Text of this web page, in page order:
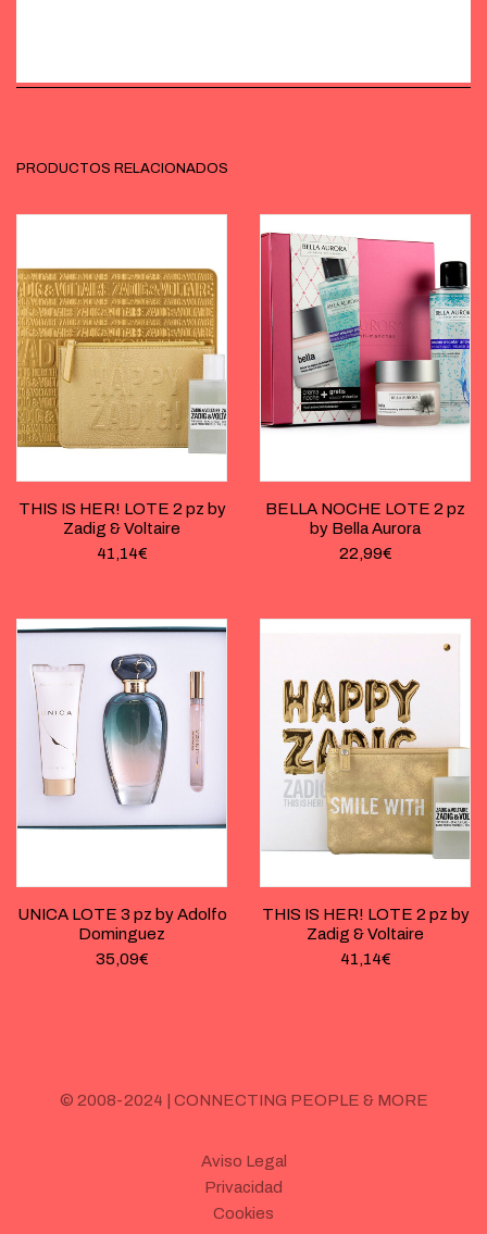
PRODUCTOS RELACIONADOS
THIS IS HER! LOTE 2 pz by
Zadig & Voltaire
41,14€
BELLA NOCHE LOTE 2 pz
by Bella Aurora
22,99€
UNICA LOTE 3 pz by Adolfo
Dominguez
35,09€
THIS IS HER! LOTE 2 pz by
Zadig & Voltaire
41,14€
© 2008-2024 | CONNECTING PEOPLE & MORE
Aviso Legal
Privacidad
Cookies